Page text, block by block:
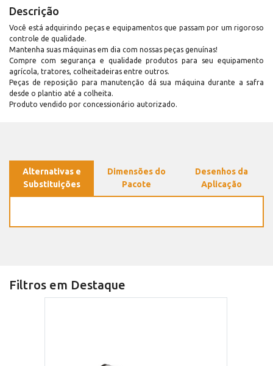
Descrição
Você está adquirindo peças e equipamentos que passam por um rigoroso
controle de qualidade.
Mantenha suas máquinas em dia com nossas peças genuínas!
Compre com segurança e qualidade produtos para seu equipamento
agrícola, tratores, colheitadeiras entre outros.
Peças de reposição para manutenção dá sua máquina durante a safra
desde o plantio até a colheita.
Produto vendido por concessionário autorizado.
Alternativas e
Substituições
Dimensões do
Pacote
Desenhos da
Aplicação
Filtros em Destaque